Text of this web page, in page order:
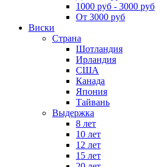
1000 руб - 3000 руб
От 3000 руб
Виски
Страна
Шотландия
Ирландия
США
Канада
Япония
Тайвань
Выдержка
8 лет
10 лет
12 лет
15 лет